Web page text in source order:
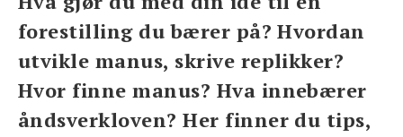
forestilling du bærer på? Hvordan
utvikle manus, skrive replikker?
Hvor finne manus? Hva innebærer
åndsverkloven? Her finner du tips,